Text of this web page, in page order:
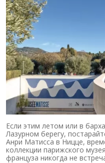
Если этим летом или в
Лазурном берегу,
Анри Матисса в Ницце,
коллекции парижского
француза никогда не